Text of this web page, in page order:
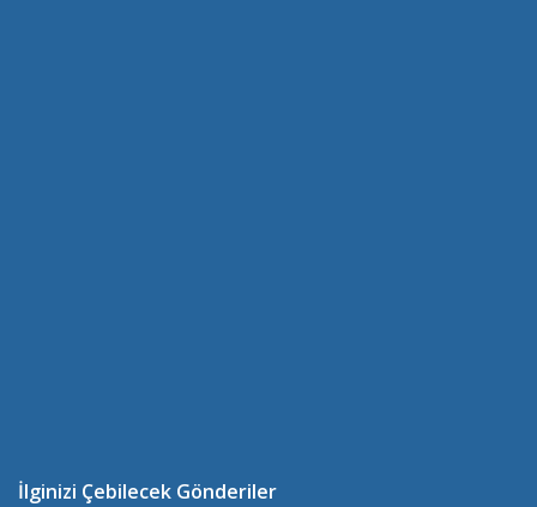
İlginizi Çebilecek Gönderiler